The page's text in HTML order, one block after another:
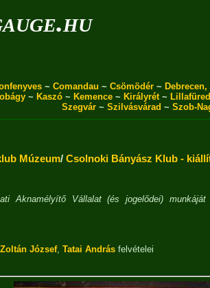
~ Comandau ~ Csömödér~
~ Kaszó~ Kemence~ Királyrét~ Lillafüred
Szegvár ~ Szilvásvárad ~ Szob-
Múzeum/ Csolnoki Bányász Klub -
Aknamélyítő Vállalat (és jogelődei) munkáját
József, Tatai András felvételei